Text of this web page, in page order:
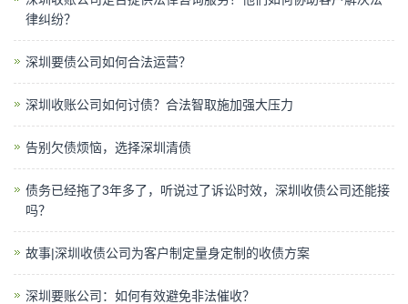
律纠纷？
深圳要债公司如何合法运营？
深圳收账公司如何讨债？合法智取施加强大压力
告别欠债烦恼，选择深圳清债
债务已经拖了3年多了，听说过了诉讼时效，深圳收债公司还能接
吗？
故事|深圳收债公司为客户制定量身定制的收债方案
深圳要账公司：如何有效避免非法催收？